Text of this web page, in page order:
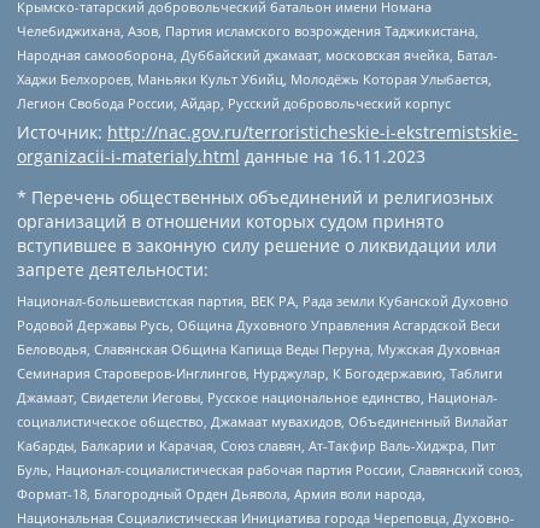
Крымско-татарский добровольческий батальон имени Номана
Челебиджихана, Азов, Партия исламского возрождения Таджикистана,
Народная самооборона, Дуббайский джамаат, московская ячейка, Батал-
Хаджи Белхороев, Маньяки Культ Убийц, Молодёжь Которая Улыбается,
Легион Свобода России, Айдар, Русский добровольческий корпус
Источник: http://nac.gov.ru/terroristicheskie-i-ekstremistskie-
organizacii-i-materialy.html данные на 16.11.2023
* Перечень общественных объединений и религиозных
организаций в отношении которых судом принято
вступившее в законную силу решение о ликвидации или
запрете деятельности:
Национал-большевистская партия, ВЕК РА, Рада земли Кубанской Духовно
Родовой Державы Русь, Община Духовного Управления Асгардской Веси
Беловодья, Славянская Община Капища Веды Перуна, Мужская Духовная
Семинария Староверов-Инглингов, Нурджулар, К Богодержавию, Таблиги
Джамаат, Свидетели Иеговы, Русское национальное единство, Национал-
социалистическое общество, Джамаат мувахидов, Объединенный Вилайат
Кабарды, Балкарии и Карачая, Союз славян, Ат-Такфир Валь-Хиджра, Пит
Буль, Национал-социалистическая рабочая партия России, Славянский союз,
Формат-18, Благородный Орден Дьявола, Армия воли народа,
Национальная Социалистическая Инициатива города Череповца, Духовно-